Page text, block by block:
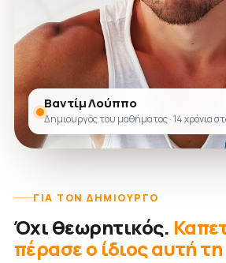
Βαντίμ Λούππο
Δημιουργός του μαθήματος · 14 χρόνια
ΓΙΑ ΤΟΝ ΔΗΜΙΟΥΡΓΌ
Όχι θεωρητικός.
πέρασε ο ίδιος αυτή